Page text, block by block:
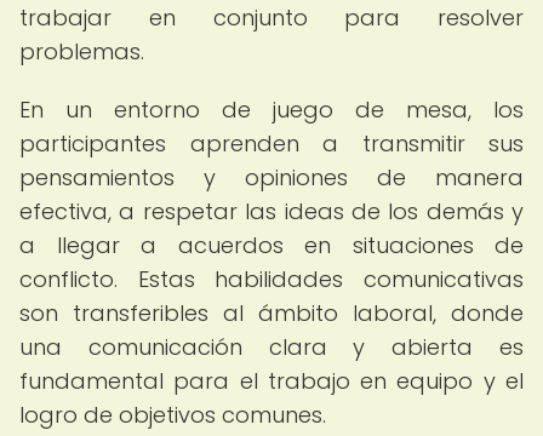
trabajar en conjunto para resolver
problemas.
En un entorno de juego de mesa, los
participantes aprenden a transmitir sus
pensamientos y opiniones de manera
efectiva, a respetar las ideas de los demás y
a llegar a acuerdos en situaciones de
conflicto. Estas habilidades comunicativas
son transferibles al ámbito laboral, donde
una comunicación clara y abierta es
fundamental para el trabajo en equipo y el
logro de objetivos comunes.